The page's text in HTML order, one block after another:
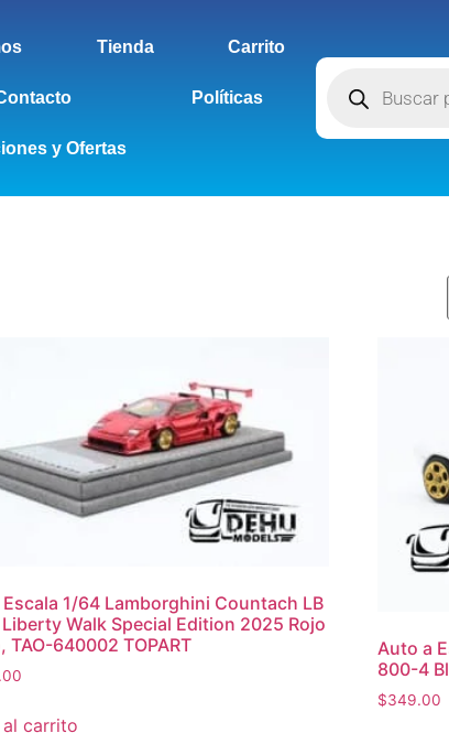
Tienda Carrito
Políticas
y Ofertas
1/64 Lamborghini Countach LB
Walk Special Edition 2025 Rojo
TAO-640002 TOPART
carrito
Auto a
800-4
$349.00